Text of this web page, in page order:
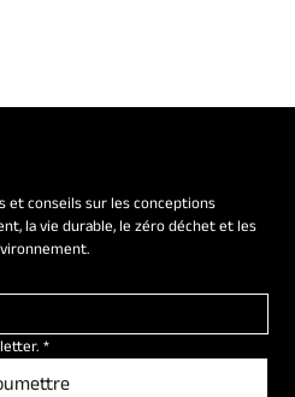
et conseils sur les conceptions
la vie durable, le zéro déchet et les
*